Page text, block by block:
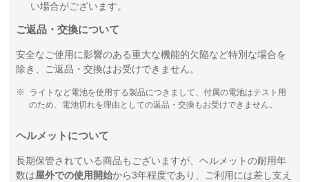
い場合がございます。
ご返品・交換について
安全なご使用に影響のある重大な機能的欠陥など特別な場合を
除き、ご返品・交換はお受けできません。
ライトなど電池を使用する製品につきまして、付属の電池はテスト用
のため、電池切れを理由としての返品・交換もお受けできません。
ヘルメットについて
長期保管されている商品もございますが、ヘルメットの耐用年
数は屋外での使用開始から3年程度であり、ご利用には差し支え